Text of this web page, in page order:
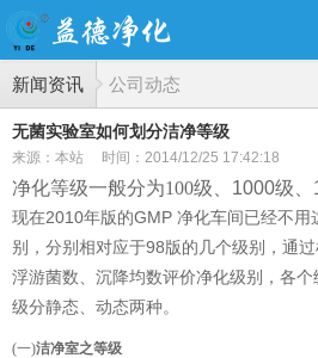
新闻资讯 公司动态
无菌实验室如何划分洁净等级
来源：本站 时间：2014/12/25 17:42:18
净化等级一般分为100级、 1000级、
现在2010年版的GMP 净化车间已经不用
别，分别相对应于98版的几个级别，通
浮游菌数、沉降均数评价净化级别，各个
级分静态、动态两种。
(一)洁净室之等级